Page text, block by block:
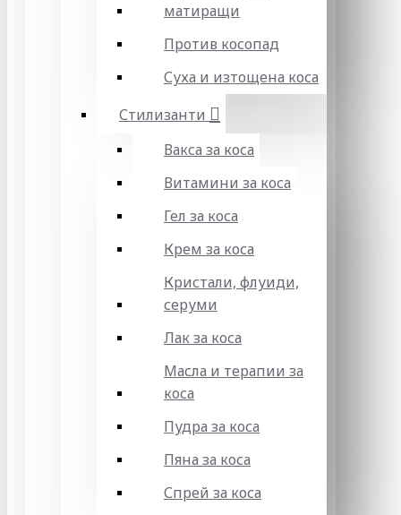
матиращи
Против косопад
Суха и изтощена коса
Стилизанти
Вакса за коса
Витамини за коса
Гел за коса
Крем за коса
Кристали, флуиди,
серуми
Лак за коса
Масла и терапии за
коса
Пудра за коса
Пяна за коса
Спрей за коса